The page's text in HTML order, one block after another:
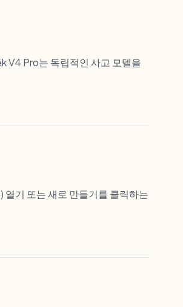
V4 Pro는 독립적인 사고 모델을
기 또는 새로 만들기를 클릭하는